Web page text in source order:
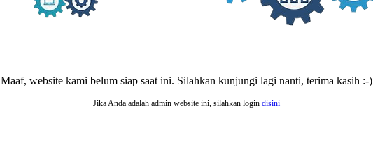
Maaf, website kami belum siap saat ini. Silahkan kunjungi lagi nanti, terima kasih :-)
Jika Anda adalah admin website ini, silahkan login disini